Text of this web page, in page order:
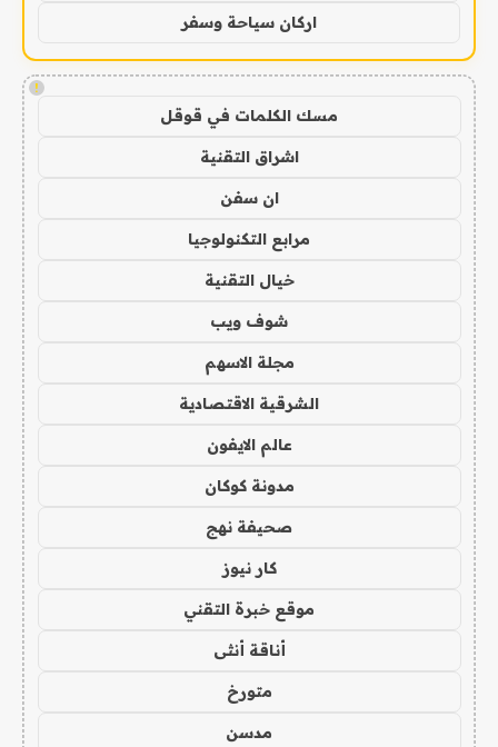
اركان سياحة وسفر
!
مسك الكلمات في قوقل
اشراق التقنية
ان سفن
مرابع التكنولوجيا
خيال التقنية
شوف ويب
مجلة الاسهم
الشرقية الاقتصادية
عالم الايفون
مدونة كوكان
صحيفة نهج
كار نيوز
موقع خبرة التقني
أناقة أنثى
متورخ
مدسن